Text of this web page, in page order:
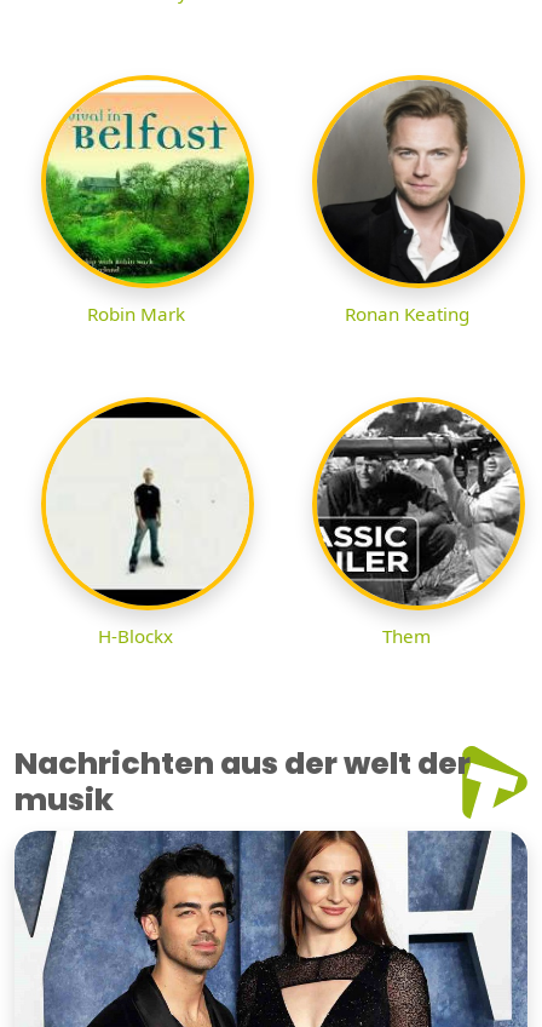
Robin Mark Ronan Keating
H-Blockx Them
Nachrichten aus der welt der
musik